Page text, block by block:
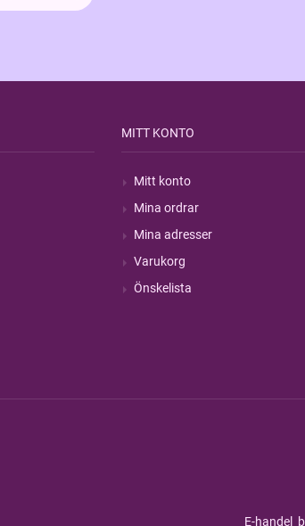
MITT KONTO
Mitt konto
Mina ordrar
Mina adresser
Varukorg
Önskelista
E-handel